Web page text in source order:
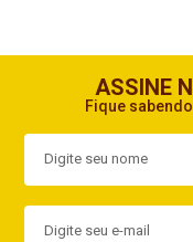
ASSINE
Fique